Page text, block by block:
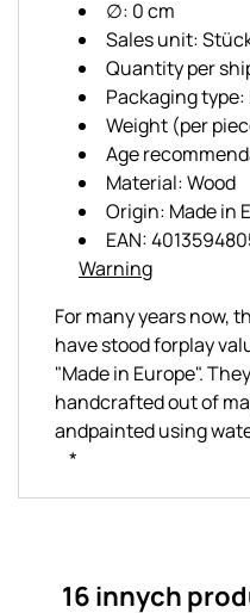
∅: 0 cm
Sales unit:
Quantity per
Packaging
Weight (per
Age
Material: Wood
Origin: Made in
EAN:
Warning
For many years now,
have stood forplay
"Made in Europe".
handcrafted out of
andpainted using
*
16 innych